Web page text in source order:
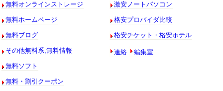
無料オンラインストレージ
無料ホームページ
無料ブログ
その他無料系,無料情報
無料ソフト
無料・割引クーポン
激安ノートパソコン
格安プロバイダ比較
格安チケット・格安ホテル
連絡 編集室